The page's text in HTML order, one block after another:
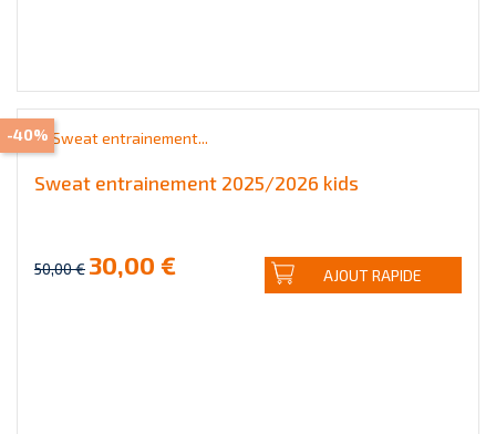
Sweat entrainement 2025/2026 kids
50,00 € 30,00 € AJOUT RAPIDE
-40%